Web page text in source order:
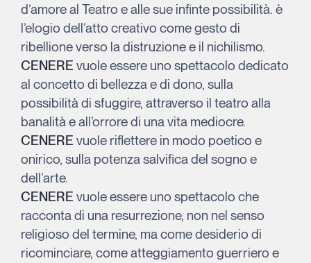
d’amore al Teatro e alle sue infinte possibilità. è
l’elogio dell’atto creativo come gesto di
ribellione verso la distruzione e il nichilismo.
CENERE vuole essere uno spettacolo dedicato
al concetto di bellezza e di dono, sulla
possibilità di sfuggire, attraverso il teatro alla
banalità e all’orrore di una vita mediocre.
CENERE vuole riflettere in modo poetico e
onirico, sulla potenza salvifica del sogno e
dell’arte.
CENERE vuole essere uno spettacolo che
racconta di una resurrezione, non nel senso
religioso del termine, ma come desiderio di
ricominciare, come atteggiamento guerriero e